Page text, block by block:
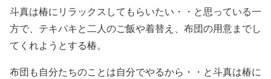
斗真は椿にリラックスしてもらいたい・・と思っている一
方で、テキパキと二人のご飯や着替え、布団の用意までし
てくれようとする椿。
布団も自分たちのことは自分でやるから・・と斗真は椿に